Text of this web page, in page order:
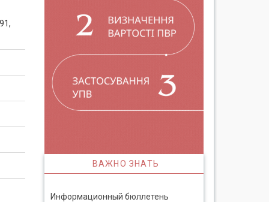
ВАЖНО ЗНАТЬ
Информационный бюллетень